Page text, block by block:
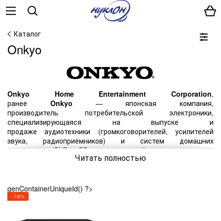
Каталог
Onkyo
Onkyo Home Entertainment Corporation,
ранее Onkyo —японская компания,
производитель потребительской электроники,
специализирующаяся на выпуске и
продажеаудиотехники (громкоговорителей, усилителей
звука, радиоприёмников) и систем домашних
кинотеатров(DVD- иBD-проигрывателей,ресиверов, систем
многоканального звука). Продукция выпускается под
Оцуки (Munenori Otsuki ), президент,
История
Читать полностью
genContainerUniqueId() ?>
−10%